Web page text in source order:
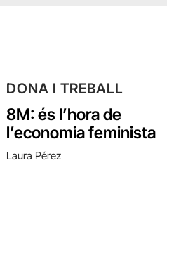
DONA I TREBALL
8M: és l’hora de
l’economia feminista
Laura Pérez